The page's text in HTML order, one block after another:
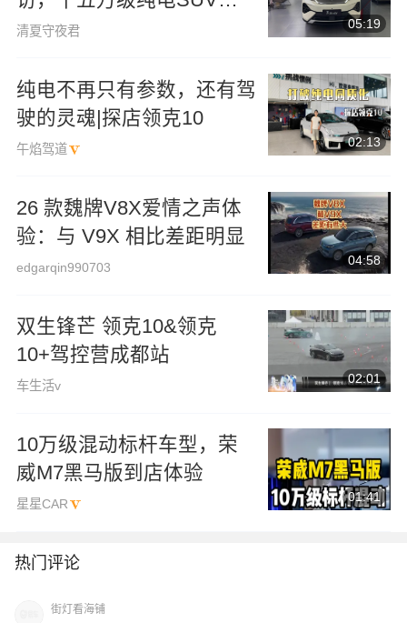
优选方案
清夏守夜君
05:19
纯电不再只有参数，还有驾
驶的灵魂|探店领克10
午焰驾道
02:13
26 款魏牌V8X爱情之声体
验：与 V9X 相比差距明显
edgarqin990703
04:58
双生锋芒 领克10&领克
10+驾控营成都站
车生活v
02:01
10万级混动标杆车型，荣
威M7黑马版到店体验
星星CAR
01:41
热门评论
街灯看海铺